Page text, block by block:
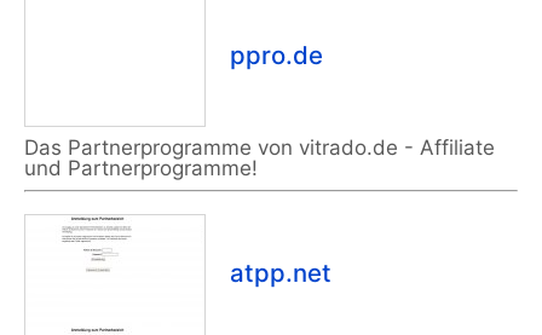
ppro.de
Das Partnerprogramme von vitrado.de - Affiliate
und Partnerprogramme!
atpp.net